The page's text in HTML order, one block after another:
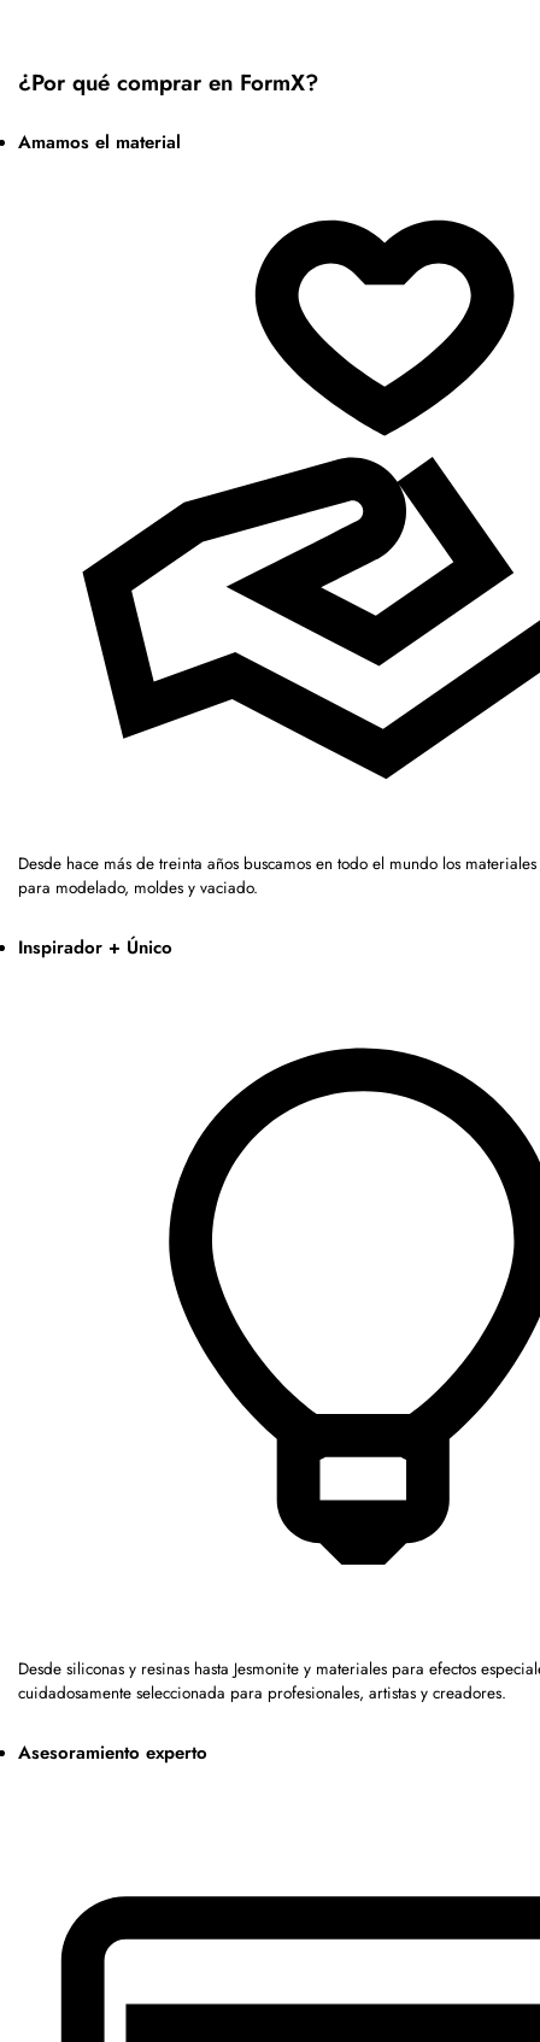
¿Por qué comprar en FormX?
Amamos el material
Desde hace más de treinta años buscamos en todo el mundo los
para modelado, moldes y vaciado.
Inspirador + Único
Desde siliconas y resinas hasta Jesmonite y materiales para efectos
cuidadosamente seleccionada para profesionales, artistas y creadores.
Asesoramiento experto